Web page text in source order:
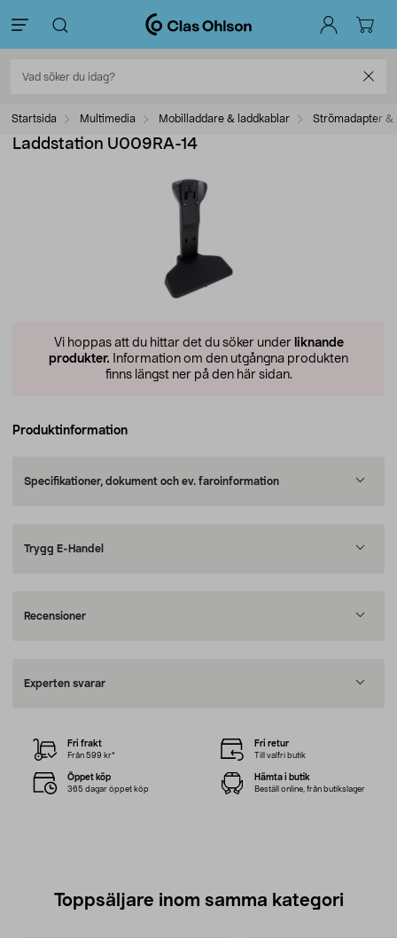
Startsida Multimedia Mobilladdare & laddkablar Strömadapter &
Laddstation U009RA-14
Vi hoppas att du hittar det du söker under liknande
produkter. Information om den utgångna produkten
finns längst ner på den här sidan.
Produktinformation
Specifikationer, dokument och ev. faroinformation
Trygg E-Handel
Recensioner
Experten svarar
Fri frakt
Från 599 kr*
Fri retur
Till valfri butik
Öppet köp
365 dagar öppet köp
Hämta i butik
Beställ online, från butikslager
Toppsäljare inom samma kategori